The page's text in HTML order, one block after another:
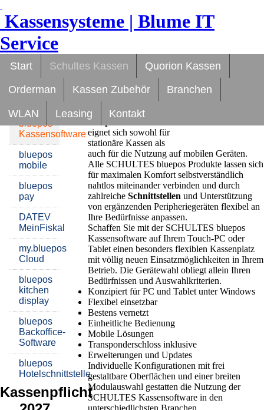
Kassensysteme | Blume IT
Service
Start Schultes Kassen
Quorion Kassen
Orderman
Kassen Zubehör
Branchen
WLAN
Leasing Kontakt
bluepos
Kassensoftware
bluepos
mobile
bluepos
pay
DATEV
MeinFiskal
my.bluepos
Cloud
bluepos
kitchen
display
bluepos
Backoffice-
Software
bluepos
Hotelschnittstelle
Kassenpflicht
SCHULTESbluepos
Kassensoftware
Kassenlösungen
für PC und Tablet
Die SCHULTES
bluepos
eignet sich sowohl für
stationäre Kassen als
auch für die Nutzung auf mobilen Geräten.
Alle SCHULTES bluepos Produkte lassen sich
für maximalen Komfort selbstverständlich
nahtlos miteinander verbinden und durch
zahlreicheSchnittstellen und Unterstützung
von ergänzenden Peripheriegeräten flexibel an
Ihre Bedürfnisse anpassen.
Schaffen Sie mit der SCHULTES bluepos
Kassensoftware auf Ihrem Touch-PC oder
Tablet einen besonders flexiblen Kassenplatz
mit völlig neuen Einsatzmöglichkeiten in Ihrem
Betrieb. Die Gerätewahl obliegt allein Ihren
Bedürfnissen und Auswahlkriterien.
Konzipiert für PC und Tablet unter Windows
Flexibel einsetzbar
Bestens vernetzt
Einheitliche Bedienung
Mobile Lösungen
Transponderschloss inklusive
Erweiterungen und Updates
Individuelle Konfigurationen mit frei
gestaltbare Oberflächen und einer breiten
Modulauswahl gestatten die Nutzung der
SCHULTES Kassensoftware in den
unterschiedlichsten Branchen.